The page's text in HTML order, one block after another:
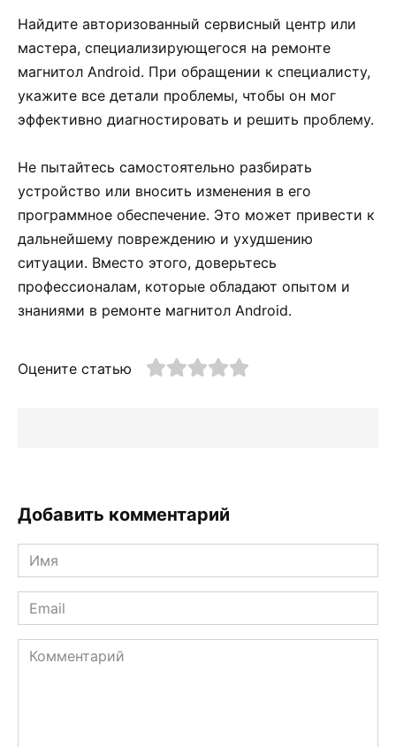
Найдите авторизованный сервисный центр или
мастера, специализирующегося на ремонте
магнитол Android. При обращении к специалисту,
укажите все детали проблемы, чтобы он мог
эффективно диагностировать и решить проблему.
Не пытайтесь самостоятельно разбирать
устройство или вносить изменения в его
программное обеспечение. Это может привести к
дальнейшему повреждению и ухудшению
ситуации. Вместо этого, доверьтесь
профессионалам, которые обладают опытом и
знаниями в ремонте магнитол Android.
Оцените статью
Добавить комментарий
Имя
*
Email
*
Комментарий